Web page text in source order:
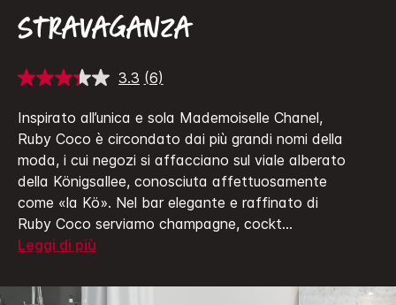
STRAVAGANZA
3.3 Leggi
recensioni.
Stesso
link
alla
pagina.
(6)
Inspirato all’unica e sola Mademoiselle Chanel,
Ruby Coco è circondato dai più grandi nomi della
moda, i cui negozi si affacciano sul viale alberato
della Königsallee, conosciuta affettuosamente
come «la Kö». Nel bar elegante e raffinato di
Ruby Coco serviamo champagne, cockt...
Leggi di più